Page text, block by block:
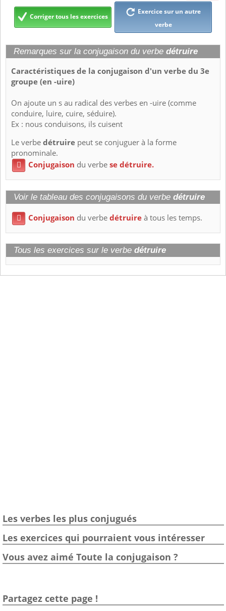
Corriger tous les exercices
Exercice sur un autre
verbe
Remarques sur la conjugaison du verbe détruire
Caractéristiques de la conjugaison d'un verbe du 3e
groupe (en -uire)
On ajoute un s au radical des verbes en -uire (comme
conduire, luire, cuire, séduire).
Ex : nous conduisons, ils cuisent
Le verbedétruire peut se conjuguer à la forme
pronominale.
 Conjugaison du verbese détruire.
Voir le tableau des conjugaisons du verbe détruire
 Conjugaison du verbedétruireà tous les temps.
Tous les exercices sur le verbe détruire
Les verbes les plus conjugués
Les exercices qui pourraient vous intéresser
Vous avez aimé Toute la conjugaison ?
Partagez cette page !